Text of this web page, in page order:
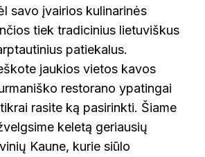
savo įvairios kulinarinės
tiek tradicinius lietuviškus
patiekalus.
jaukios vietos kavos
restorano ypatingai
rasite ką pasirinkti. Šiame
keletą geriausių
Kaune, kurie siūlo